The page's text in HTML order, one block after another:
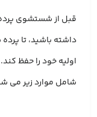
قبل از شستشوی
داشته باشید، تا
اولیه خود را حفظ
شامل موارد زیر می